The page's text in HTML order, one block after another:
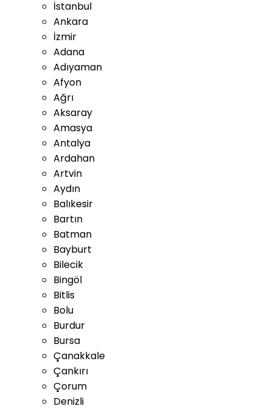
İstanbul
Ankara
İzmir
Adana
Adıyaman
Afyon
Ağrı
Aksaray
Amasya
Antalya
Ardahan
Artvin
Aydın
Balıkesir
Bartın
Batman
Bayburt
Bilecik
Bingöl
Bitlis
Bolu
Burdur
Bursa
Çanakkale
Çankırı
Çorum
Denizli